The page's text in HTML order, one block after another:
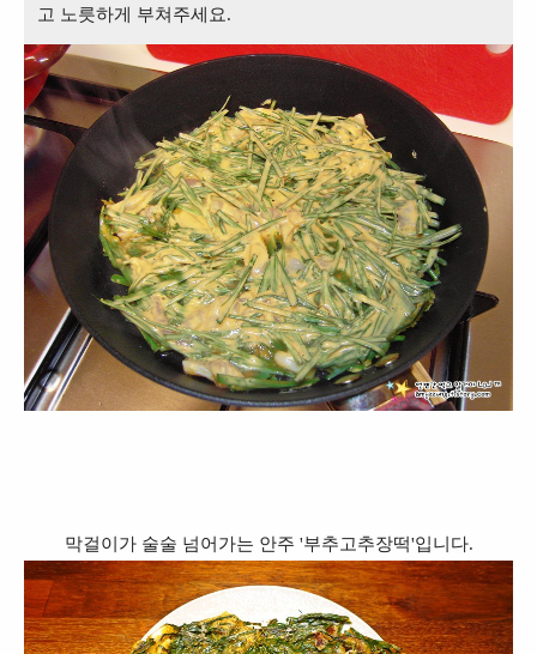
고 노릇하게 부쳐주세요.
막걸이가 술술 넘어가는 안주 '부추고추장떡'입니다.